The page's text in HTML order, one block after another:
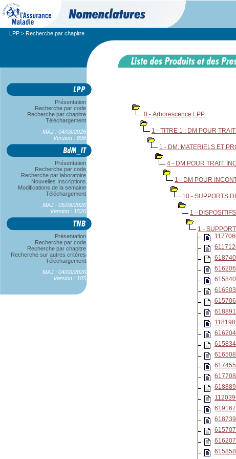
LPP > Recherche par chapitre
Présentation
Recherche par code
Recherche par chapitre
Téléchargement
MAJ : 04/08/2026
Version : 896
Présentation
Recherche par code
Recherche par laboratoire
Nouvelles Inscriptions
Modifications de la semaine
Téléchargement
MAJ : 05/08/2026
Version : 1526
Présentation
Recherche par code
Recherche par chapitre
Recherche sur autres critères
Téléchargement
MAJ : 04/06/2026
Version : 105
0 - Arborescence LPP
1 - TITRE 1 : DM POUR
1 - DM, MATERIELS ET
4 - DM POUR TRAIT.
1 - DM POUR
10 - SUPPORTS
1 -
1 -